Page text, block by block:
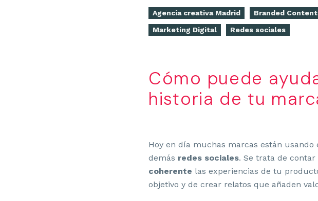
Agencia creativa Madrid Branded Content
Marketing Digital Redes sociales
Cómo puede
historia de tu
Hoy en día muchas marcas están
demás redes sociales. Se trata de
coherente las experiencias de tu
objetivo y de crear relatos que añaden